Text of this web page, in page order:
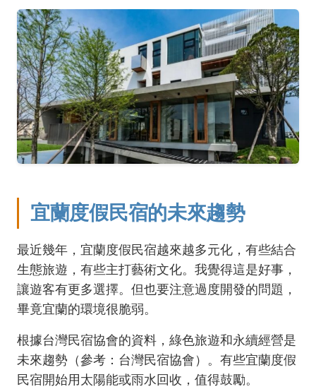
宜蘭度假民宿的未來趨勢
最近幾年，宜蘭度假民宿越來越多元化，有些結合
生態旅遊，有些主打藝術文化。我覺得這是好事，
讓遊客有更多選擇。但也要注意過度開發的問題，
畢竟宜蘭的環境很脆弱。
根據台灣民宿協會的資料，綠色旅遊和永續經營是
未來趨勢（參考： 台灣民宿協會 ）。有些宜蘭度假
民宿開始用太陽能或雨水回收，值得鼓勵。